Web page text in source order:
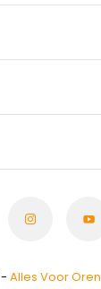
Alles Voor Oren